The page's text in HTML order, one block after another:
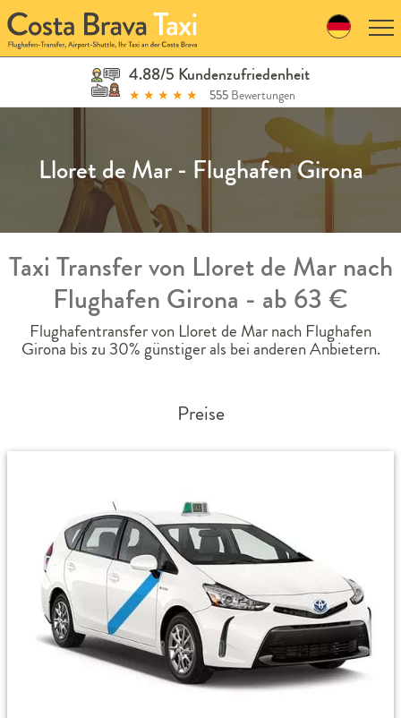
Skip
to
navigation
Skip
4.88/5 Kundenzufriedenheit
★ ★ ★ ★ ★ 555 Bewertungen
Lloret de Mar - Flughafen Girona
Taxi Transfer von Lloret de Mar nach
Flughafen Girona - ab 63 €
Flughafentransfer von Lloret de Mar nach Flughafen
Girona bis zu 30% günstiger als bei anderen Anbietern.
Preise